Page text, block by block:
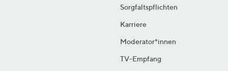
Sorgfaltspflichten
Karriere
Moderator*innen
TV-Empfang